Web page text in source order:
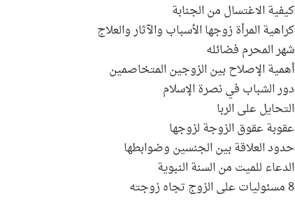
كيفية الاغتسال من الجنابة
كراهية المرأة زوجها الأسباب والآثار والعلاج
شهر المحرم فضائله
أهمية الإصلاح بين الزوجين المتخاصمين
دور الشباب في نصرة الإسلام
التحايل على الربا
عقوبة عقوق الزوجة لزوجها
حدود العلاقة بين الجنسين وضوابطها
الدعاء للميت من السنة النبوية
8 مسئوليات على الزوج تجاه زوجته